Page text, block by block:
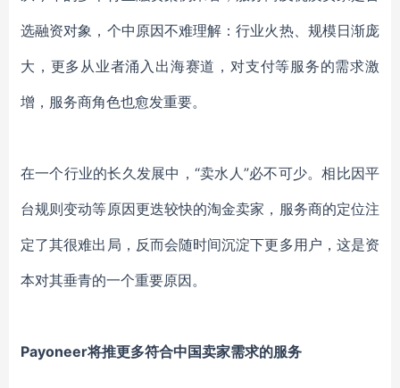
选融资对象，个中原因不难理解：行业火热、规模日渐庞
大，更多从业者涌入出海赛道，对支付等服务的需求激
增，服务商角色也愈发重要。
在一个行业的长久发展中， “卖水人”必不可少。相比因平
台规则变动等原因更迭较快的淘金卖家，服务商的定位注
定了其很难出局，反而会随时间沉淀下更多用户，这是资
本对其垂青的一个重要原因。
Payoneer将推更多符合中国卖家需求的服务